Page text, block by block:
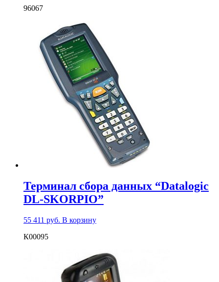
96067
Терминал сбора данных “Datalogic
DL-SKORPIO”
55 411 руб. В корзину
К00095